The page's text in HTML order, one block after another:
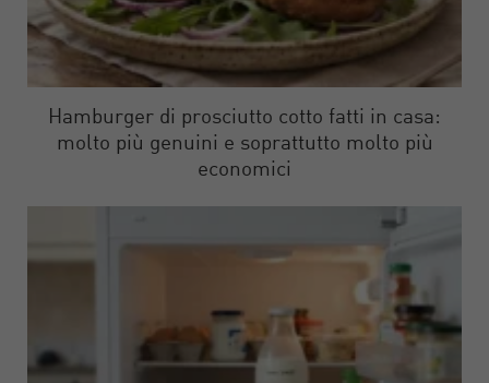
Hamburger di prosciutto cotto fatti in casa:
molto più genuini e soprattutto molto più
economici